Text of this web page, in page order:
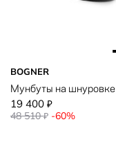
BOGNER
Мунбуты на шнуровке
19 400 ₽
48 510₽ -60%